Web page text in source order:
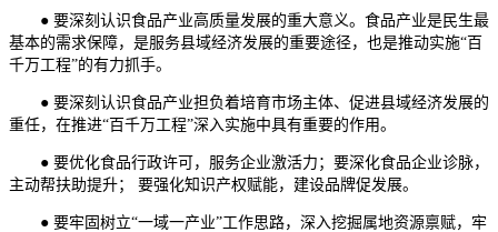
● 要深刻认识食品产业高质量发展的重大意义。食品产业是民生最
基本的需求保障，是服务县域经济发展的重要途径，也是推动实施“百
千万工程”的有力抓手。
● 要深刻认识食品产业担负着培育市场主体、促进县域经济发展的
重任，在推进“百千万工程”深入实施中具有重要的作用。
● 要优化食品行政许可，服务企业激活力；要深化食品企业诊脉，
主动帮扶助提升； 要强化知识产权赋能，建设品牌促发展。
● 要牢固树立“一域一产业”工作思路，深入挖掘属地资源禀赋，牢